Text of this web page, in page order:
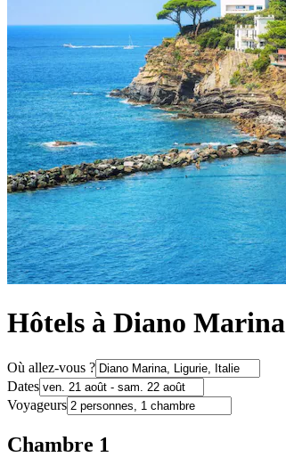
Hôtels à Diano Marina
Où allez-vous ?
Dates
Voyageurs
Chambre 1